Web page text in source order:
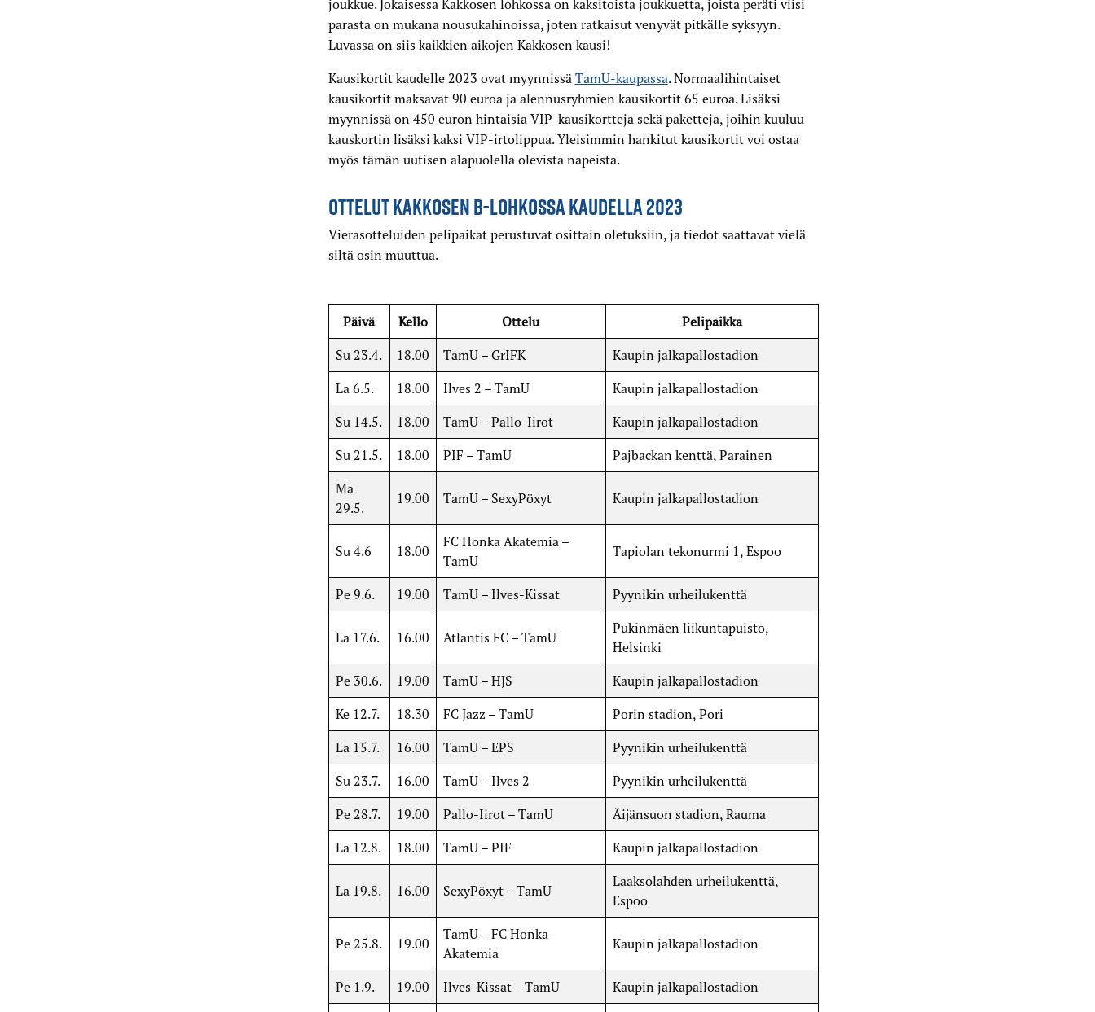
joukkue. Jokaisessa Kakkosen lohkossa on kaksitoista joukkuetta, joista peräti viisi
parasta on mukana nousukahinoissa, joten ratkaisut venyvät pitkälle syksyyn.
Luvassa on siis kaikkien aikojen Kakkosen kausi!
Kausikortit kaudelle 2023 ovat myynnissä TamU-kaupassa. Normaalihintaiset
kausikortit maksavat 90 euroa ja alennusryhmien kausikortit 65 euroa. Lisäksi
myynnissä on 450 euron hintaisia VIP-kausikortteja sekä paketteja, joihin kuuluu
kauskortin lisäksi kaksi VIP-irtolippua. Yleisimmin hankitut kausikortit voi ostaa
myös tämän uutisen alapuolella olevista napeista.
OTTELUT KAKKOSEN B-LOHKOSSA KAUDELLA 2023
Vierasotteluiden pelipaikat perustuvat osittain oletuksiin, ja tiedot saattavat vielä
siltä osin muuttua.
Päivä Kello Ottelu Pelipaikka
Su 23.4. 18.00 TamU – GrIFK Kaupin jalkapallostadion
La 6.5. 18.00 Ilves 2 – TamU Kaupin jalkapallostadion
Su 14.5. 18.00 TamU – Pallo-Iirot Kaupin jalkapallostadion
Su 21.5. 18.00 PIF – TamU Pajbackan kenttä, Parainen
Ma
29.5.
19.00 TamU – SexyPöxyt Kaupin jalkapallostadion
Su 4.6 18.00
FC Honka Akatemia –
TamU
Tapiolan tekonurmi 1, Espoo
Pe 9.6. 19.00 TamU – Ilves-Kissat Pyynikin urheilukenttä
La 17.6. 16.00 Atlantis FC – TamU
Pukinmäen liikuntapuisto,
Helsinki
Pe 30.6. 19.00 TamU – HJS Kaupin jalkapallostadion
Ke 12.7. 18.30 FC Jazz – TamU Porin stadion, Pori
La 15.7. 16.00 TamU – EPS Pyynikin urheilukenttä
Su 23.7. 16.00 TamU – Ilves 2 Pyynikin urheilukenttä
Pe 28.7. 19.00 Pallo-Iirot – TamU Äijänsuon stadion, Rauma
La 12.8. 18.00 TamU – PIF Kaupin jalkapallostadion
La 19.8. 16.00 SexyPöxyt – TamU
Laaksolahden urheilukenttä,
Espoo
Pe 25.8. 19.00
TamU – FC Honka
Akatemia
Kaupin jalkapallostadion
Pe 1.9. 19.00 Ilves-Kissat – TamU Kaupin jalkapallostadion